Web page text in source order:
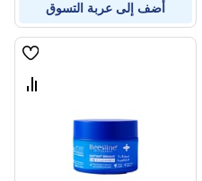
أضف إلى عربة التسوق
قائمة
قارن